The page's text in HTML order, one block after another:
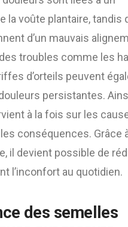
la voûte plantaire, tandis
d’un mauvais
troubles comme les
d’orteils peuvent
persistantes.
à la fois sur les
conséquences. Grâce
il devient possible de
l’inconfort au quotidien.
des semelles